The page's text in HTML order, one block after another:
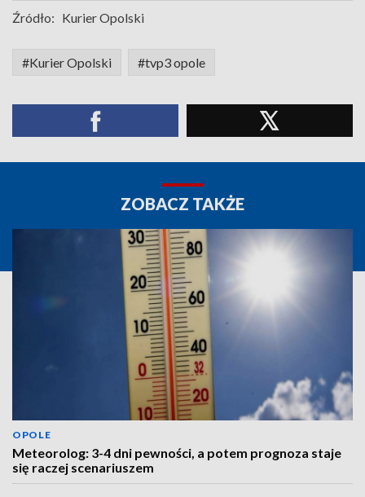
Źródło: Kurier Opolski
#Kurier Opolski #tvp3 opole
ZOBACZ TAKŻE
OPOLE
Meteorolog: 3-4 dni pewności, a potem prognoza staje
się raczej scenariuszem